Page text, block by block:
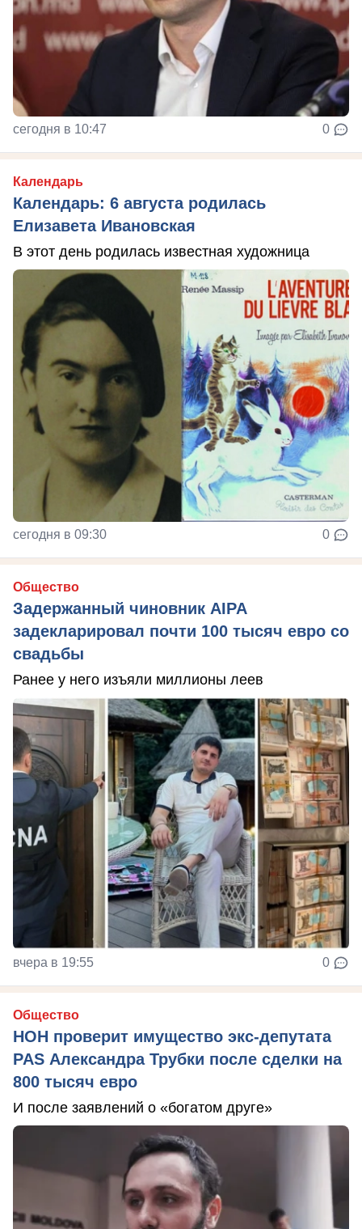
сегодня в 10:47 0
Календарь
Календарь: 6 августа родилась
Елизавета Ивановская
В этот день родилась известная художница
сегодня в 09:30 0
Общество
Задержанный чиновник AIPA
задекларировал почти 100 тысяч евро со
свадьбы
Ранее у него изъяли миллионы леев
вчера в 19:55 0
Общество
НОН проверит имущество экс-депутата
PAS Александра Трубки после сделки на
800 тысяч евро
И после заявлений о «богатом друге»